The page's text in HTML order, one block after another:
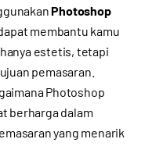
Photoshop
membantu kamu
estetis, tetapi
pemasaran.
Photoshop
berharga dalam
yang menarik